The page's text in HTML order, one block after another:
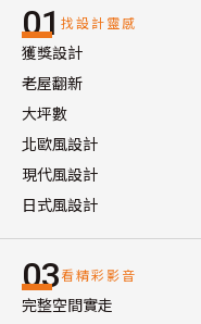
01 找設計靈感
獲獎設計
老屋翻新
大坪數
北歐風設計
現代風設計
日式風設計
03看精彩影音
完整空間實走